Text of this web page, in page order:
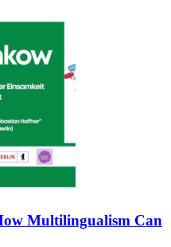
Multilingualism Can